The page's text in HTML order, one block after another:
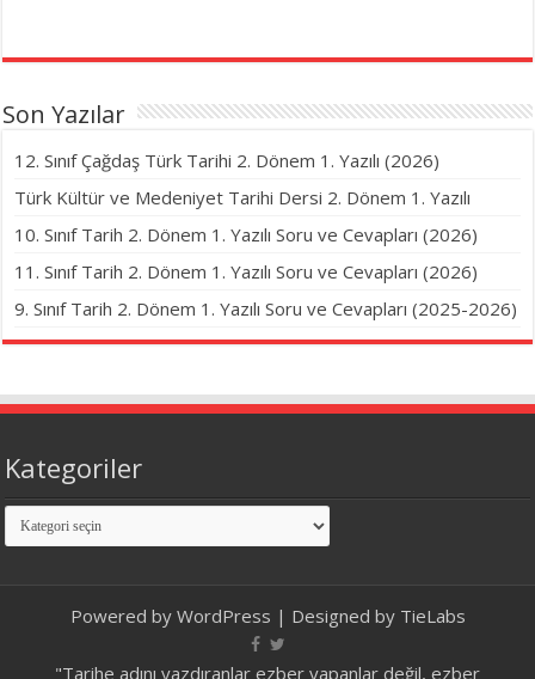
Son Yazılar
12. Sınıf Çağdaş Türk Tarihi 2. Dönem 1. Yazılı (2026)
Türk Kültür ve Medeniyet Tarihi Dersi 2. Dönem 1. Yazılı
10. Sınıf Tarih 2. Dönem 1. Yazılı Soru ve Cevapları (2026)
11. Sınıf Tarih 2. Dönem 1. Yazılı Soru ve Cevapları (2026)
9. Sınıf Tarih 2. Dönem 1. Yazılı Soru ve Cevapları (2025-2026)
Kategoriler
Kategoriler
Powered by WordPress | Designed by TieLabs
"Tarihe adını yazdıranlar ezber yapanlar değil, ezber